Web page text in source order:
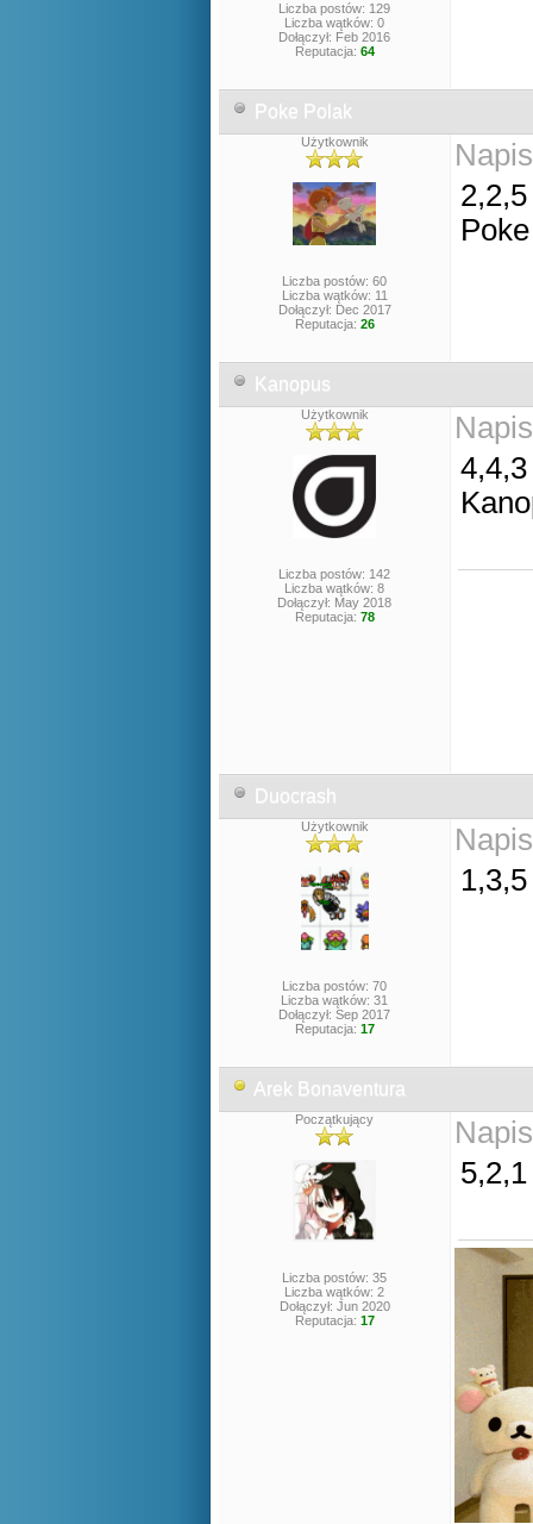
Liczba postów: 129
Liczba wątków: 0
Dołączył: Feb 2016
Reputacja: 64
Poke Polak
Użytkownik
Liczba postów: 60
Liczba wątków: 11
Dołączył: Dec 2017
Reputacja: 26
2,2,5
Kanopus
Użytkownik
Liczba postów: 142
Liczba wątków: 8
Dołączył: May 2018
Reputacja: 78
4,4,3
Duocrash
Użytkownik
Liczba postów: 70
Liczba wątków: 31
Dołączył: Sep 2017
Reputacja: 17
Arek Bonaventura
Początkujący
Liczba postów: 35
Liczba wątków: 2
Dołączył: Jun 2020
Reputacja: 17